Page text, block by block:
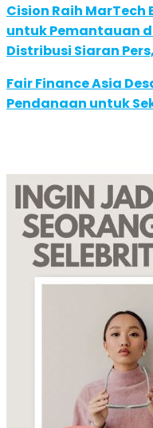
Cision Raih
untuk Pemantauan
Distribusi Siaran
Fair Finance Asia
Pendanaan untuk